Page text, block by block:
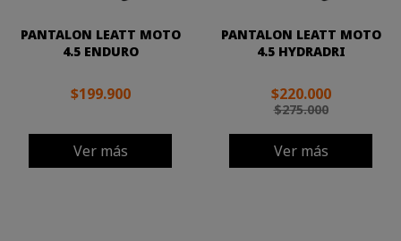
PANTALON LEATT MOTO
4.5 ENDURO
$199.900
Ver más
PANTALON LEATT MOTO
4.5 HYDRADRI
$275.000
$220.000
Ver más